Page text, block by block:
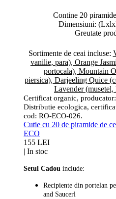
Contine 20
Dimensiuni:
Greutate
Sortimente de ceai incluse:
vanilie, para), Orange
portocala), Mountain
piersica), Darjeeling Quice
Lavender (musetel,
Certificat organic,
Distributie ecologica,
cod: RO-ECO-026.
Cutie cu 20 de piramide de
ECO
155 LEI
| In stoc
Setul Cadou include:
Recipiente din portelan
and Saucerl